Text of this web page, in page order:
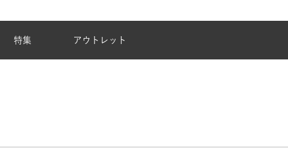
特集 アウトレット